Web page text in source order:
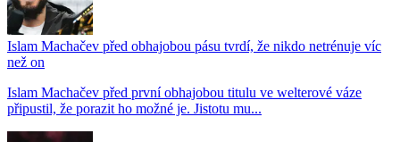
Islam Machačev před obhajobou pásu tvrdí, že nikdo netrénuje víc
než on
Islam Machačev před první obhajobou titulu ve welterové váze
připustil, že porazit ho možné je. Jistotu mu...